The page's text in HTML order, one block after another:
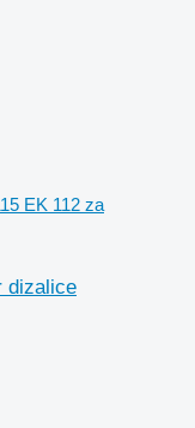
EK 112 za
dizalice